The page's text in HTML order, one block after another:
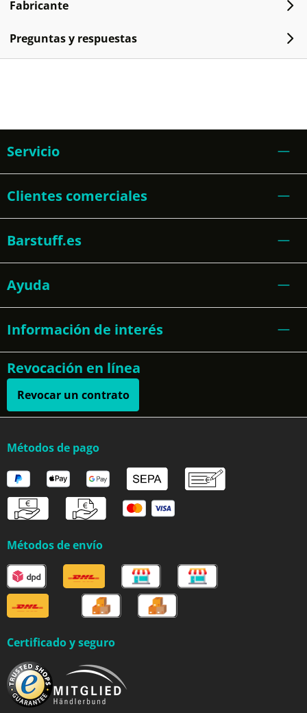
Fabricante
Preguntas y respuestas
Servicio
Clientes comerciales
Barstuff.es
Ayuda
Información de interés
Revocación en línea
Revocar un contrato
Métodos de pago
Métodos de envío
Certificado y seguro